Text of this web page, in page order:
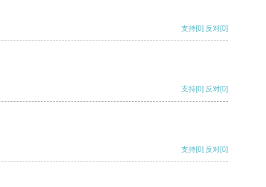
支持[0] 反对[0]
支持[0] 反对[0]
支持[0] 反对[0]